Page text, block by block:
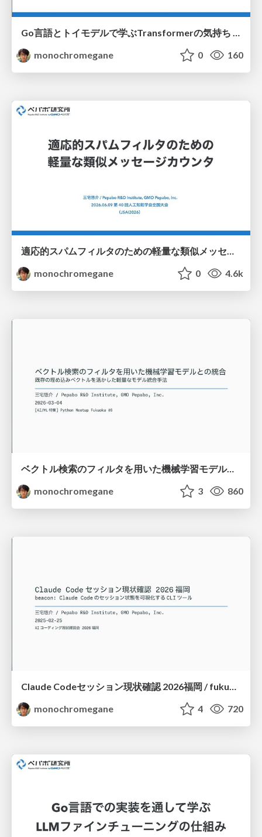
Go言語とトイモデルで学ぶTransformerの気持ち / fukuokago23-transformer
monochromegane
0 160
monochromegane
0 4.6k
ベクトル検索のフィルタを用いた機械学習モデルとの統合 / python-meetup-fukuoka-06-vector-attr
monochromegane
3 860
Claude Codeセッション現状確認 2026福岡 / fukuoka-aicoding-00-beacon
monochromegane
4 720